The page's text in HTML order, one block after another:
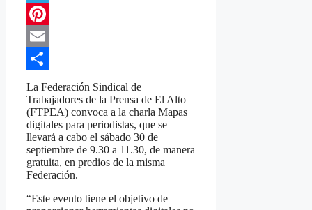
Telegram
Pinterest
Email
Compartir
La Federación Sindical de
Trabajadores de la Prensa de El Alto
(FTPEA) convoca a la charla Mapas
digitales para periodistas, que se
llevará a cabo el sábado 30 de
septiembre de 9.30 a 11.30, de manera
gratuita, en predios de la misma
Federación.
“Este evento tiene el objetivo de